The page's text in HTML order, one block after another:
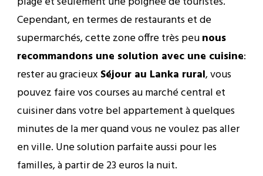
Cependant, en termes de restaurants et de
supermarchés, cette zone offre très peunous
recommandons une solution avec une cuisine:
rester au gracieux Séjour au Lanka rural, vous
pouvez faire vos courses au marché central et
cuisiner dans votre bel appartement à quelques
minutes de la mer quand vous ne voulez pas aller
en ville. Une solution parfaite aussi pour les
familles, à partir de 23 euros la nuit.